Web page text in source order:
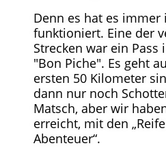
Denn es hat es immer
funktioniert. Eine der
Strecken war ein Pass
"Bon Piche". Es geht
ersten 50 Kilometer
dann nur noch
Matsch, aber wir
erreicht, mit den
Abenteuer“.